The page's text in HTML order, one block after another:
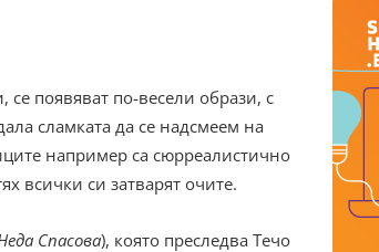
появяват по-весели образи, с
сламката да се надсмеем на
например са сюрреалистично
всички си затварят очите.
Спасова), която преследва Течо